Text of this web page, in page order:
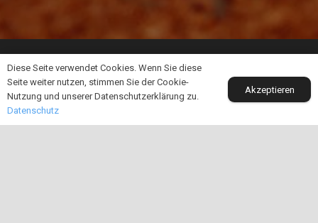
Der Tennisclub Dorfen 1928 e. V. gehört mit über
400 Mitgliedern zu den größeren Tennisvereinen
in Oberbayern und ist der älteste Tennisclub im
Landkreis Erding.
Diese Seite verwendet Cookies. Wenn Sie diese
Seite weiter nutzen, stimmen Sie der Cookie-
Nutzung und unserer Datenschutzerklärung zu.
Datenschutz
Akzeptieren